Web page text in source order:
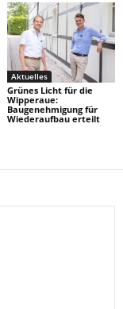
Aktuelles
Grünes Licht für die
Wipperaue:
Baugenehmigung für
Wiederaufbau erteilt